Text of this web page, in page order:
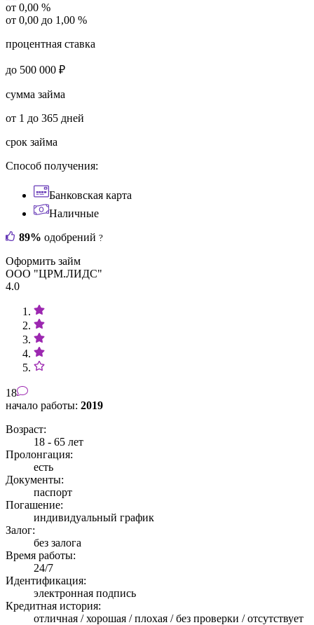
от 0,00 %
от 0,00 до 1,00 %
процентная ставка
до 500 000 ₽
сумма займа
от 1 до 365 дней
срок займа
Способ получения:
Банковская карта
Наличные
89% одобрений ?
Оформить займ
ООО "ЦРМ.ЛИДС"
4.0
18
начало работы: 2019
Возраст:
18 - 65 лет
Пролонгация:
есть
Документы:
паспорт
Погашение:
индивидуальный график
Залог:
без залога
Время работы:
24/7
Идентификация:
электронная подпись
Кредитная история:
отличная / хорошая / плохая / без проверки / отсутствует